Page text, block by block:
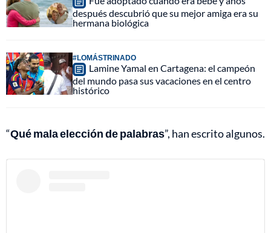
después descubrió que su mejor amiga era su
hermana biológica
#LOMÁSTRINADO
Lamine Yamal en Cartagena: el campeón
del mundo pasa sus vacaciones en el centro
histórico
“Qué mala elección de palabras”, han escrito algunos.